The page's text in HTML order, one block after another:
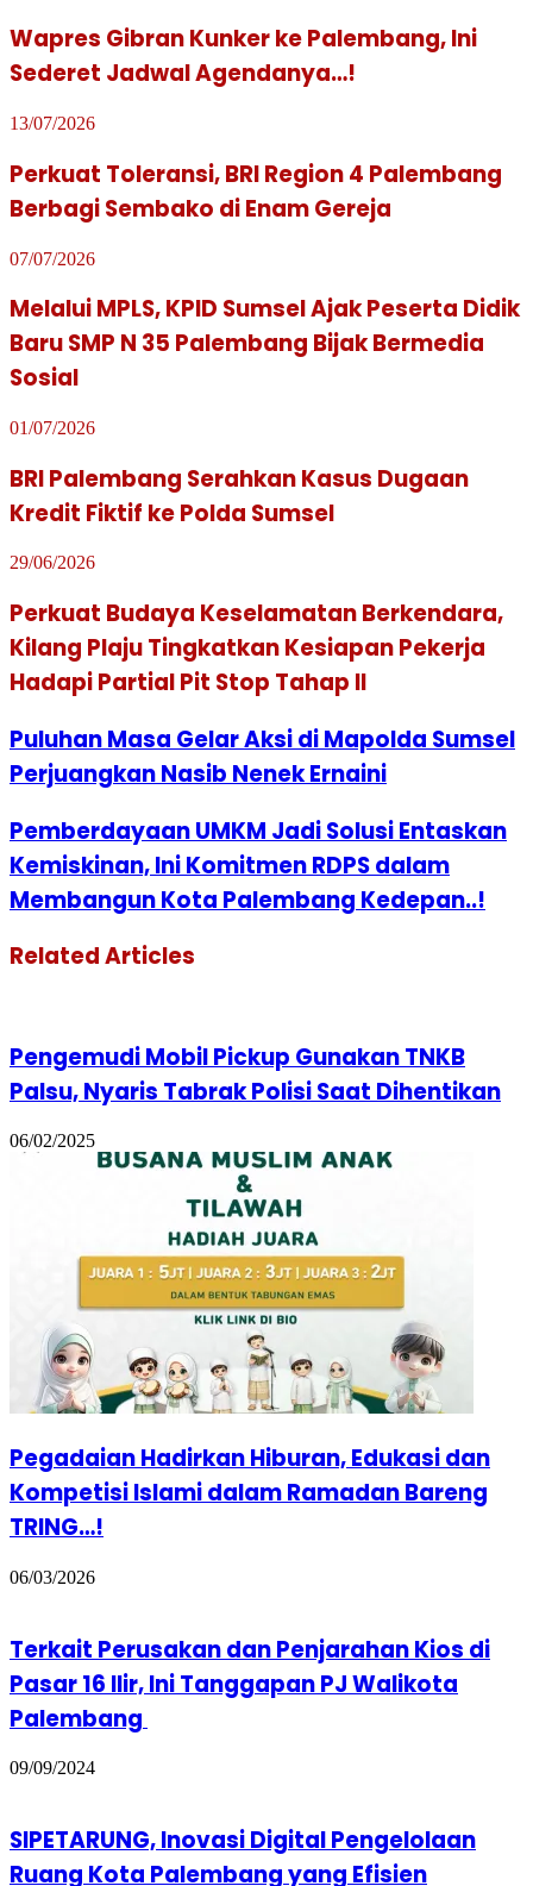
Wapres Gibran Kunker ke Palembang, Ini
Sederet Jadwal Agendanya…!
13/07/2026
Perkuat Toleransi, BRI Region 4 Palembang
Berbagi Sembako di Enam Gereja
07/07/2026
Melalui MPLS, KPID Sumsel Ajak Peserta Didik
Baru SMP N 35 Palembang Bijak Bermedia
Sosial
01/07/2026
BRI Palembang Serahkan Kasus Dugaan
Kredit Fiktif ke Polda Sumsel
29/06/2026
Perkuat Budaya Keselamatan Berkendara,
Kilang Plaju Tingkatkan Kesiapan Pekerja
Hadapi Partial Pit Stop Tahap II
Puluhan Masa Gelar Aksi di Mapolda Sumsel
Perjuangkan Nasib Nenek Ernaini
Pemberdayaan UMKM Jadi Solusi Entaskan
Kemiskinan, Ini Komitmen RDPS dalam
Membangun Kota Palembang Kedepan..!
Related Articles
Pengemudi Mobil Pickup Gunakan TNKB
Palsu, Nyaris Tabrak Polisi Saat Dihentikan
06/02/2025
Pegadaian Hadirkan Hiburan, Edukasi dan
Kompetisi Islami dalam Ramadan Bareng
TRING…!
06/03/2026
Terkait Perusakan dan Penjarahan Kios di
Pasar 16 Ilir, Ini Tanggapan PJ Walikota
Palembang
09/09/2024
SIPETARUNG, Inovasi Digital Pengelolaan
Ruang Kota Palembang yang Efisien